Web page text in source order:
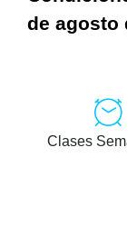
de agosto
Clases